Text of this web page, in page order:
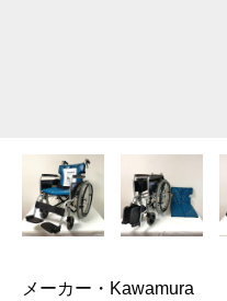
メーカー・Kawamura